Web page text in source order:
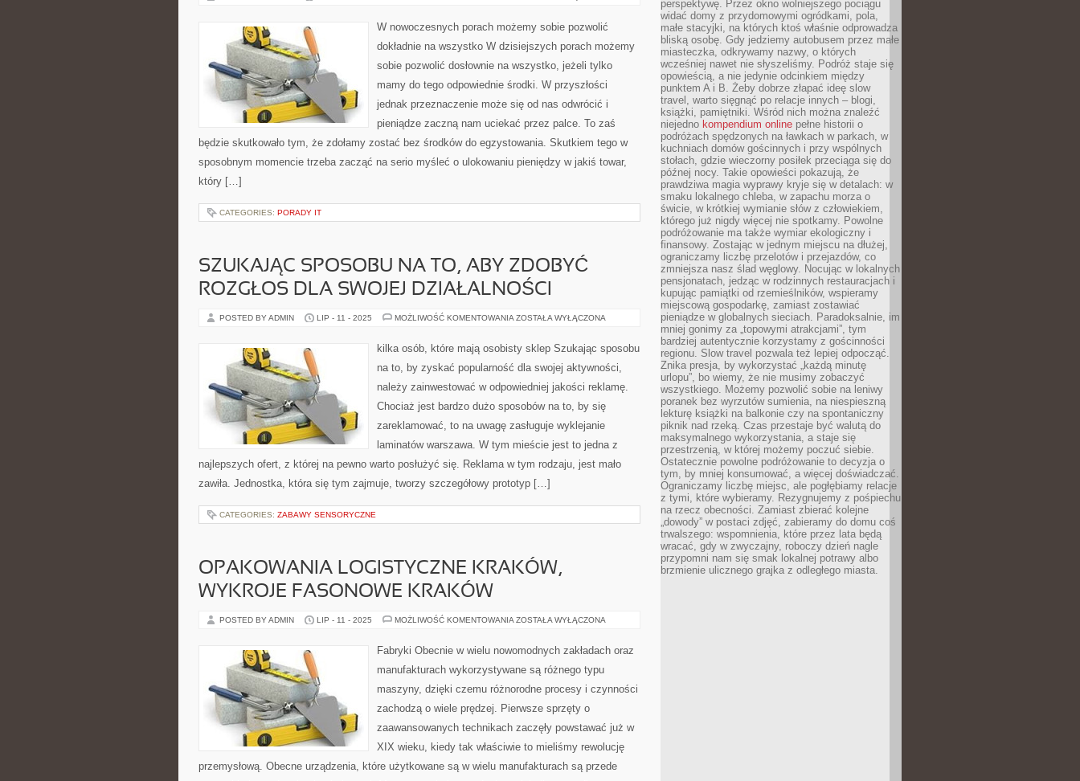
JAKIŚ
O
PRZYSZŁOŚĆ
W nowoczesnych porach możemy sobie pozwolić
dokładnie na wszystko W dzisiejszych porach możemy
sobie pozwolić dosłownie na wszystko, jeżeli tylko
mamy do tego odpowiednie środki. W przyszłości
jednak przeznaczenie może się od nas odwrócić i
pieniądze zaczną nam uciekać przez palce. To zaś
będzie skutkowało tym, że zdołamy zostać bez środków do egzystowania. Skutkiem tego w
sposobnym momencie trzeba zacząć na serio myśleć o ulokowaniu pieniędzy w jakiś towar,
który […]
CATEGORIES: PORADY IT
SZUKAJĄC SPOSOBU NA TO, ABY ZDOBYĆ
ROZGŁOS DLA SWOJEJ DZIAŁALNOŚCI
POSTED BY ADMIN LIP - 11 - 2025 MOŻLIWOŚĆ KOMENTOWANIA SZUKAJĄC
TO,
ABY
ROZGŁOS
SWOJEJ
ZOSTAŁA WYŁĄCZONA
kilka osób, które mają osobisty sklep Szukając sposobu
na to, by zyskać popularność dla swojej aktywności,
należy zainwestować w odpowiedniej jakości reklamę.
Chociaż jest bardzo dużo sposobów na to, by się
zareklamować, to na uwagę zasługuje wyklejanie
laminatów warszawa. W tym mieście jest to jedna z
najlepszych ofert, z której na pewno warto posłużyć się. Reklama w tym rodzaju, jest mało
zawiła. Jednostka, która się tym zajmuje, tworzy szczegółowy prototyp […]
CATEGORIES: ZABAWY SENSORYCZNE
OPAKOWANIA LOGISTYCZNE KRAKÓW,
WYKROJE FASONOWE KRAKÓW
POSTED BY ADMIN LIP - 11 - 2025 MOŻLIWOŚĆ KOMENTOWANIA OPAKOWANIA
WYKROJE
FASONOWE
ZOSTAŁA WYŁĄCZONA
Fabryki Obecnie w wielu nowomodnych zakładach oraz
manufakturach wykorzystywane są różnego typu
maszyny, dzięki czemu różnorodne procesy i czynności
zachodzą o wiele prędzej. Pierwsze sprzęty o
zaawansowanych technikach zaczęły powstawać już w
XIX wieku, kiedy tak właściwie to mieliśmy rewolucję
przemysłową. Obecne urządzenia, które użytkowane są w wielu manufakturach są przede
perspektywę. Przez okno wolniejszego pociągu
widać domy z przydomowymi ogródkami, pola,
małe stacyjki, na których ktoś właśnie odprowadza
bliską osobę. Gdy jedziemy autobusem przez małe
miasteczka, odkrywamy nazwy, o których
wcześniej nawet nie słyszeliśmy. Podróż staje się
opowieścią, a nie jedynie odcinkiem między
punktem A i B. Żeby dobrze złapać ideę slow
travel, warto sięgnąć po relacje innych – blogi,
książki, pamiętniki. Wśród nich można znaleźć
niejedno kompendium online pełne historii o
podróżach spędzonych na ławkach w parkach, w
kuchniach domów gościnnych i przy wspólnych
stołach, gdzie wieczorny posiłek przeciąga się do
późnej nocy. Takie opowieści pokazują, że
prawdziwa magia wyprawy kryje się w detalach: w
smaku lokalnego chleba, w zapachu morza o
świcie, w krótkiej wymianie słów z człowiekiem,
którego już nigdy więcej nie spotkamy. Powolne
podróżowanie ma także wymiar ekologiczny i
finansowy. Zostając w jednym miejscu na dłużej,
ograniczamy liczbę przelotów i przejazdów, co
zmniejsza nasz ślad węglowy. Nocując w lokalnych
pensjonatach, jedząc w rodzinnych restauracjach i
kupując pamiątki od rzemieślników, wspieramy
miejscową gospodarkę, zamiast zostawiać
pieniądze w globalnych sieciach. Paradoksalnie, im
mniej gonimy za „topowymi atrakcjami”, tym
bardziej autentycznie korzystamy z gościnności
regionu. Slow travel pozwala też lepiej odpocząć.
Znika presja, by wykorzystać „każdą minutę
urlopu”, bo wiemy, że nie musimy zobaczyć
wszystkiego. Możemy pozwolić sobie na leniwy
poranek bez wyrzutów sumienia, na niespieszną
lekturę książki na balkonie czy na spontaniczny
piknik nad rzeką. Czas przestaje być walutą do
maksymalnego wykorzystania, a staje się
przestrzenią, w której możemy poczuć siebie.
Ostatecznie powolne podróżowanie to decyzja o
tym, by mniej konsumować, a więcej doświadczać.
Ograniczamy liczbę miejsc, ale pogłębiamy relacje
z tymi, które wybieramy. Rezygnujemy z pośpiechu
na rzecz obecności. Zamiast zbierać kolejne
„dowody” w postaci zdjęć, zabieramy do domu coś
trwalszego: wspomnienia, które przez lata będą
wracać, gdy w zwyczajny, roboczy dzień nagle
przypomni nam się smak lokalnej potrawy albo
brzmienie ulicznego grajka z odległego miasta.